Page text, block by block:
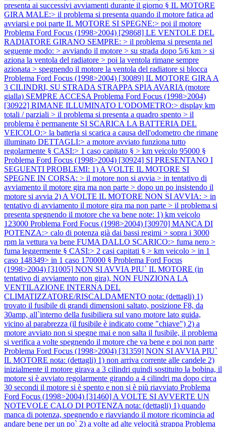
presenta ai successivi avviamenti durante il giorno § IL MOTORE
GIRA MALE:> il problema si presenta quando il motore fatica ad
avviarsi e poi parte IL MOTORE SI SPEGNE:> poi il motore
Problema Ford Focus (1998>2004) [29868] LE VENTOLE DEL
RADIATORE GIRANO SEMPRE: > il problema si presenta nel
seguente modo: > avviando il motore > su strada dopo 5/6 km > si
aziona la ventola del radiatore > poi la ventola rimane sempre
azionata > spegnendo il motore la ventola del radiatore si blocca
Problema Ford Focus (1998>2004) [30089] IL MOTORE GIRA A
3 CILINDRI, SU STRADA STRAPPA SPIA AVARIA (motore
gialla) SEMPRE ACCESA Problema Ford Focus (1998>2004)
[30922] RIMANE ILLUMINATO L'ODOMETRO:> display km
totali / parziali > il problema si presenta a quadro spento > il
problema è permanente SI SCARICA LA BATTERIA DEL
VEICOLO:> la batteria si scarica a causa dell'odometro che rimane
illuminato DETTAGLI:> a motore avviato funziona tutto
regolarmente § CASI:> 1 caso capitato § > km veicolo 95000 §
Problema Ford Focus (1998>2004) [30924] SI PRESENTANO I
SEGUENTI PROBLEMI: 1) A VOLTE IL MOTORE SI
SPEGNE IN CORSA: > il motore non si avvia > in tentativo di
avviamento il motore gira ma non parte > dopo un po insistendo il
motore si avvia 2) A VOLTE IL MOTORE NON SI AVVIA: > in
tentativo di avviamento il motore gira ma non parte > il problema si
presenta spegnendo il motore che va bene note: 1) km veicolo
123000 Problema Ford Focus (1998>2004) [30970] MANCA DI
POTENZA:> calo di potenza già dai bassi regimi > sopra i 3000
rpm la vettura va bene FUMA DALLO SCARICO:> fuma nero >
fuma leggermente § CASI:> 2 casi capitati § > km veicolo > in 1
caso 148349> in 1 caso 170000 § Problema Ford Focus
(1998>2004) [31005] NON SI AVVIA PIU` IL MOTORE (in
tentativo di avviamento non gira), NON FUNZIONA LA
VENTILAZIONE INTERNA DEL
CLIMATIZZATORE/RISCALDAMENTO nota: (dettagli) 1)
trovato il fusibile di grandi dimensioni saltato, posizione F8, da
30amp, all`interno della fusibiliera sul vano motore lato guida,
vicino al parabrezza (il fusibile è indicato come "chiave") 2) a
motore avviato non si spegne mai e non salta il fusibile, il problema
si verifica a volte spegnendo il motore che va bene e poi non parte
Problema Ford Focus (1998>2004) [31359] NON SI AVVIA PIU`
IL MOTORE nota: (dettagli) 1) non arriva corrente alle candele 2)
inizialmente il motore girava a 3 cilindri quindi sostituito la bobina, il
motore si è avviato regolarmente girando a 4 cilindri ma dopo circa
30 secondi il motore si è spento e non si è più riavviato Problema
Ford Focus (1998>2004) [31460] A VOLTE SI AVVERTE UN
NOTEVOLE CALO DI POTENZA nota: (dettagli) 1) quando
manca di potenza, spegnendo e riavviando il motore ricomincia ad
andare bene per un po` 2) a volte ad alte velocità strappa Problema